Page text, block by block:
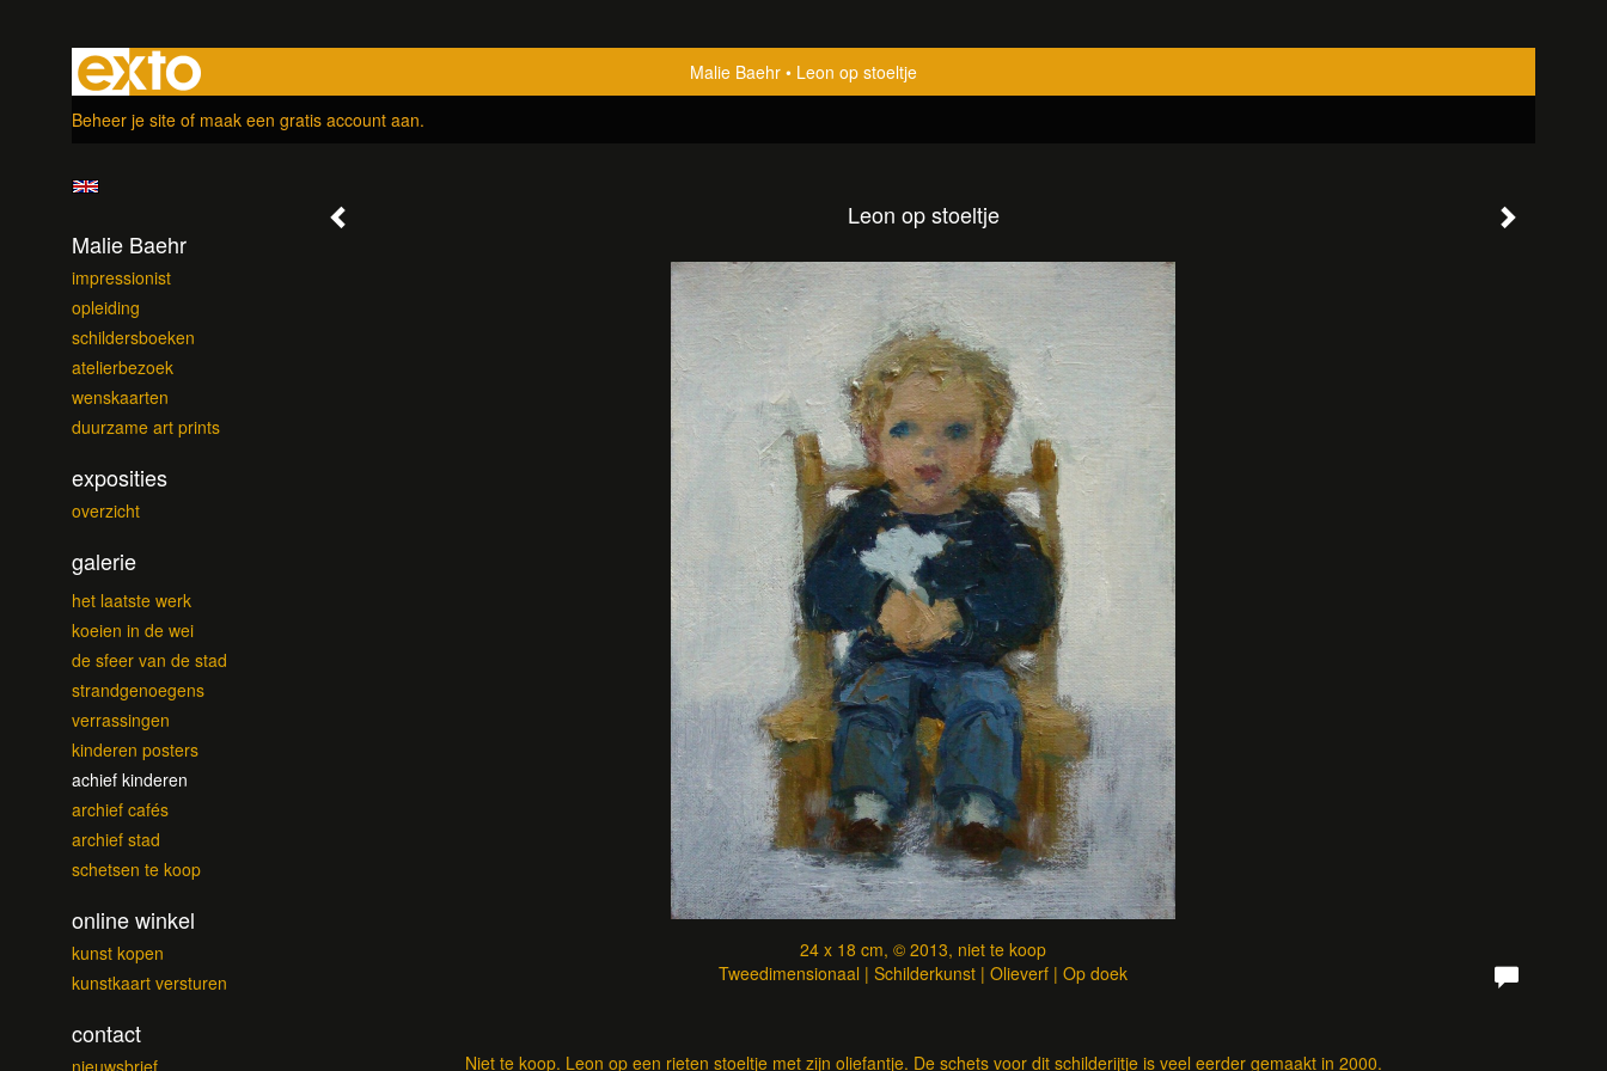
Malie Baehr
Leon op stoeltje
Beheer je site of maak een gratis account aan.
Leon op stoeltje
24 x 18 cm, © 2013, niet te koop
Tweedimensionaal | Schilderkunst | Olieverf | Op doek
Niet te koop. Leon op een rieten stoeltje met zijn oliefantje. De schets voor dit schilderijtje is veel eerder gemaakt in 2000.
Malie Baehr
impressionist
opleiding
schildersboeken
atelierbezoek
wenskaarten
duurzame art prints
exposities
overzicht
galerie
het laatste werk
koeien in de wei
de sfeer van de stad
strandgenoegens
verrassingen
kinderen posters
achief kinderen
archief cafés
archief stad
schetsen te koop
online winkel
kunst kopen
kunstkaart versturen
contact
nieuwsbrief